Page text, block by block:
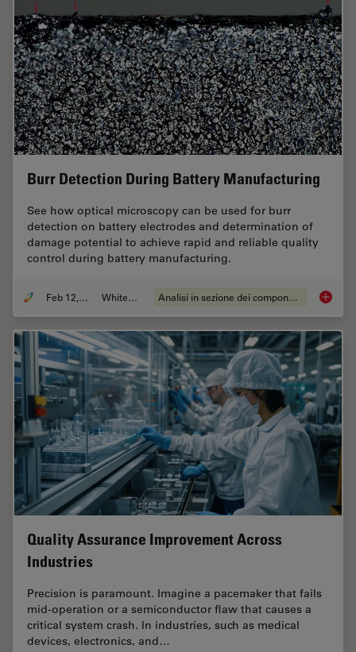
Burr Detection During Battery Manufacturing
See how optical microscopy can be used for burr
detection on battery electrodes and determination of
damage potential to achieve rapid and reliable quality
control during battery manufacturing.
Feb 12, 2026 Whitepaper Analisi in sezione dei componenti elettronici Burr
Quality Assurance Improvement Across
Industries
Precision is paramount. Imagine a pacemaker that fails
mid-operation or a semiconductor flaw that causes a
critical system crash. In industries, such as medical
devices, electronics, and…